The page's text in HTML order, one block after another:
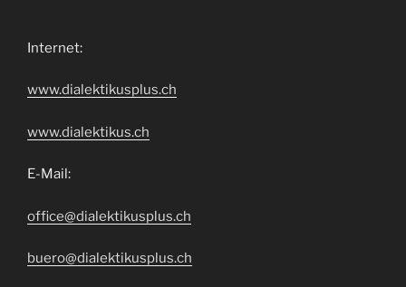
Internet:
www.dialektikusplus.ch
www.dialektikus.ch
E-Mail:
office@dialektikusplus.ch
buero@dialektikusplus.ch